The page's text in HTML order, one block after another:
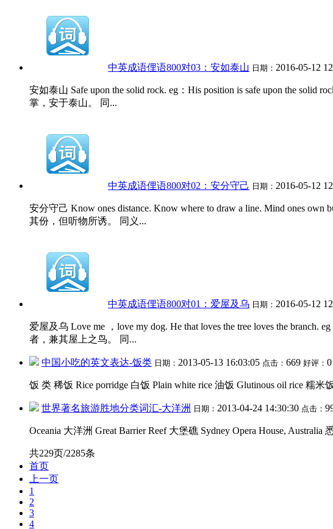
中英成语俚语800对03：安如泰山 日期： 2016-05-12
安如泰山 Safe upon the solid rock. eg：His position is safe upon the solid
掌，安于泰山。 同...
中英成语俚语800对02：安分守己 日期： 2016-05-12
安分守己 Know ones distance. Know where to draw a line. Mind ones own
其份，但听物所诱。 同义...
中英成语俚语800对01：爱屋及乌 日期： 2016-05-12
爱屋及乌 Love me ，love my dog. He that loves the tree loves the
者，兼其屋上之鸟。 同...
中国小吃的英文表达-饭类 日期： 2013-05-13 16:03:05 点击： 669 好评： 0
饭 类 稀饭 Rice porridge 白饭 Plain white rice 油饭 Glutinous oil rice 糯米
世界著名旅游胜地分类词汇-大洋洲 日期： 2013-04-24 14:30:30 点击：
Oceania 大洋洲 Great Barrier Reef 大堡礁 Sydney Opera House,
共229页/2285条
首页
上一页
1
2
3
4